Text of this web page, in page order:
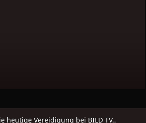
heutige Vereidigung bei BILD TV..